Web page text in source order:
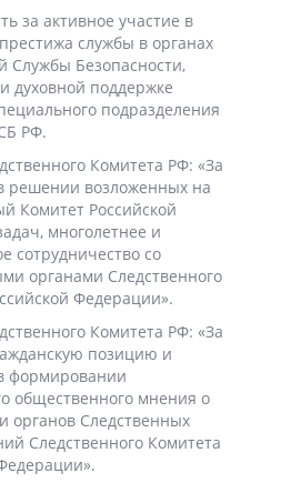
за активное участие в
службы в органах
Службы Безопасности,
духовной поддержке
подразделения
РФ.
Комитета РФ: «За
решении возложенных на
Комитет Российской
многолетнее и
сотрудничество со
органами Следственного
Федерации».
Комитета РФ: «За
позицию и
формировании
общественного мнения о
органов Следственных
Следственного Комитета